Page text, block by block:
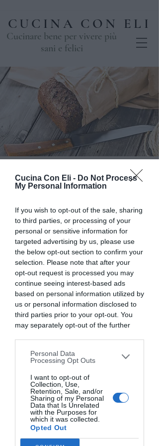
Cucina Con Eli - Do Not Process
My Personal Information
If you wish to opt-out of the sale, sharing
to third parties, or processing of your
personal or sensitive information for
targeted advertising by us, please use
the below opt-out section to confirm your
selection. Please note that after your
opt-out request is processed you may
continue seeing interest-based ads
based on personal information utilized by
us or personal information disclosed to
third parties prior to your opt-out. You
may separately opt-out of the further
downstream participants. This
information may also be disclosed by us
to third parties on theIAB’s List of
Downstream Participantsthat may
further disclose it to other third parties.
Personal Data
Processing Opt Outs
I want to opt-out of
Collection, Use,
Retention, Sale, and/or
Sharing of my Personal
Data that Is Unrelated
with the Purposes for
which it was collected.
Opted Out
CUCINA CON ELI
Cucinare bene per vivere più
sani e felici
Le farine integrali
nella panificazione.
By Tipo 2
lun 13 nov
  |
Casale
Ricche di fibre e di sapore le farine integrali
sono ottime per ottenere un pane fragrante e
gustoso
Chiara Regattieri del forno "Tipo2" ci insegnerà
come usarle nella panificazione
La registrazione è chiusa per
raggiungimento n. max di iscritti.
Mandare mail per lista d'attesa
SOLD OUT
Orario & Sede
13 nov 2023, 19:00 – 22:00
Casale, Via Dalmazia, 64, 46037 Casale
MN, Italia